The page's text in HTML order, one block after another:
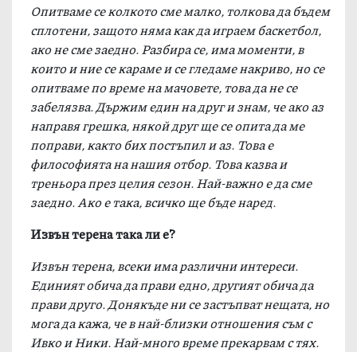
Опитваме се колкото сме малко, толкова да бъдем
сплотени, защото няма как да играем баскетбол,
ако не сме заедно. Разбира се, има моменти, в
които и ние се караме и се гледаме накриво, но се
опитваме по време на мачовете, това да не се
забелязва. Държим един на друг и знам, че ако аз
направя грешка, някой друг ще се опита да ме
поправи, както бих постъпил и аз. Това е
философията на нашия отбор. Това казва и
треньора през целия сезон. Най-важно е да сме
заедно. Ако е така, всичко ще бъде наред.
Извън терена така ли е?
Извън терена, всеки има различни интереси.
Единият обича да прави едно, другият обича да
прави друго. Донякъде ни се застъпват нещата, но
мога да кажа, че в най-близки отношения съм с
Ивко и Ники. Най-много време прекарвам с тях.